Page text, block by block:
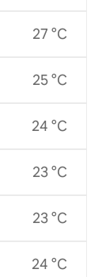
27 °C
25 °C
24 °C
23 °C
23 °C
24 °C